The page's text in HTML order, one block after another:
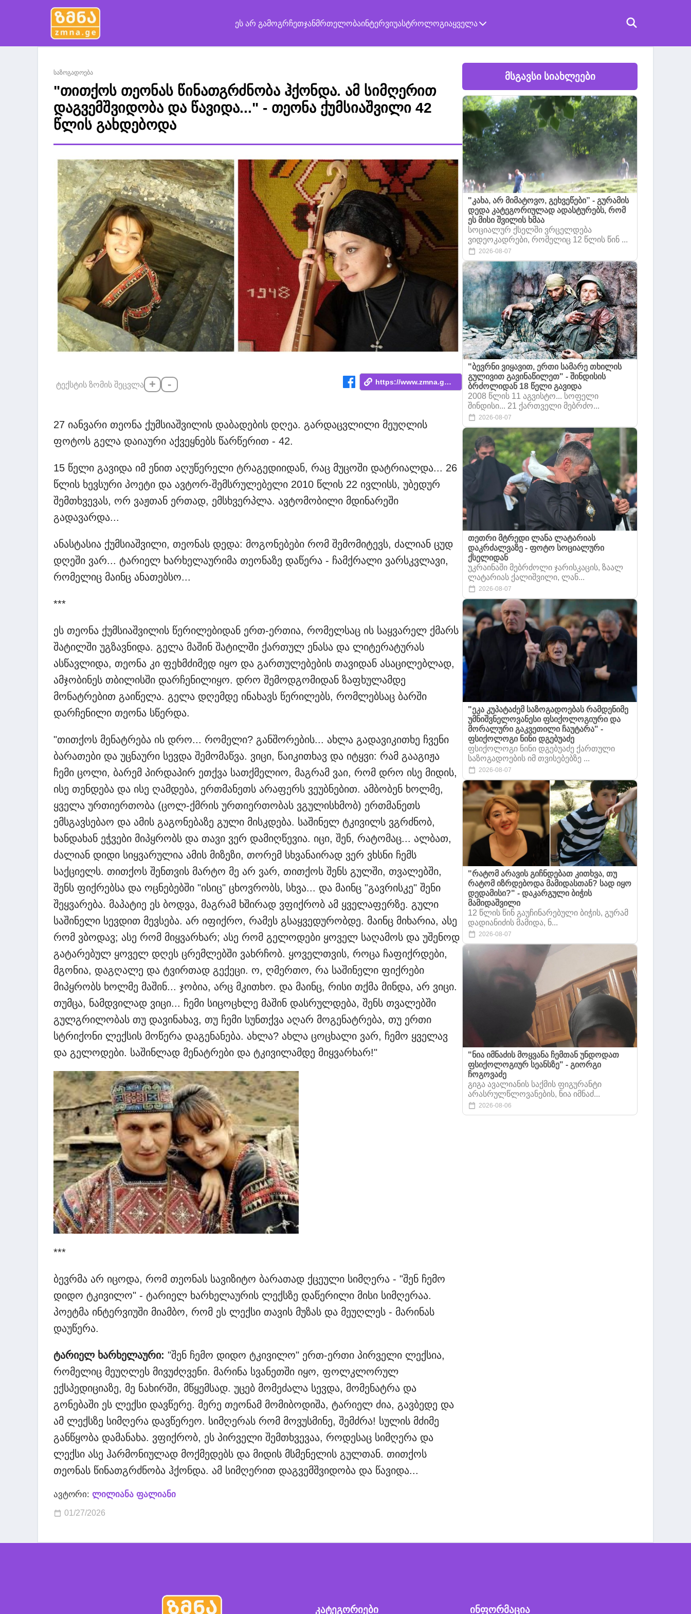
ეს არ გამოგრჩეთჯანმრთელობაინტერვიუასტროლოგიაყველა
საზოგადოება
"თითქოს თეონას წინათგრძნობა ჰქონდა. ამ სიმღერით
დაგვემშვიდობა და წავიდა..." - თეონა ქუმსიაშვილი 42
წლის გახდებოდა
ტექსტის ზომის შეცვლა + - https://www.zmna.ge/news/titkos-teonas-t...
27 იანვარი თეონა ქუმსიაშვილის დაბადების დღეა. გარდაცვლილი მეუღლის
ფოტოს გელა დაიაური აქვეყნებს წარწერით - 42.
15 წელი გავიდა იმ ენით აღუწერელი ტრაგედიიდან, რაც მუცოში დატრიალდა... 26
წლის ხევსური პოეტი და ავტორ-შემსრულებელი 2010 წლის 22 ივლისს, უბედურ
შემთხვევას, ორ ვაჟთან ერთად, ემსხვერპლა. ავტომობილი მდინარეში
გადავარდა...
ანასტასია ქუმსიაშვილი, თეონას დედა: მოგონებები რომ შემომიტევს, ძალიან ცუდ
დღეში ვარ... ტარიელ ხარხელაურიმა თეონაზე დაწერა - ჩამქრალი ვარსკვლავი,
რომელიც მაინც ანათებსო...
***
ეს თეონა ქუმსიაშვილის წერილებიდან ერთ-ერთია, რომელსაც ის საყვარელ ქმარს
შატილში უგზავნიდა. გელა მაშინ შატილში ქართულ ენასა და ლიტერატურას
ასწავლიდა, თეონა კი ფეხმძიმედ იყო და გართულებების თავიდან ასაცილებლად,
ამჯობინეს თბილისში დარჩენილიყო. დრო შემოდგომიდან ზაფხულამდე
მონატრებით გაიწელა. გელა დღემდე ინახავს წერილებს, რომლებსაც ბარში
დარჩენილი თეონა სწერდა.
"თითქოს მენატრება ის დრო... რომელი? განშორების... ახლა გადავიკითხე ჩვენი
ბარათები და უცნაური სევდა შემომაწვა. ვიცი, წაიკითხავ და იტყვი: რამ გააგიჟა
ჩემი ცოლი, ბარემ პირდაპირ ეთქვა სათქმელიო, მაგრამ ვაი, რომ დრო ისე მიდის,
ისე თენდება და ისე ღამდება, ერთმანეთს არაფერს ვეუბნებით. ამბობენ ხოლმე,
ყველა ურთიერთობა (ცოლ-ქმრის ურთიერთობას ვგულისხმობ) ერთმანეთს
ემსგავსებაო და ამის გაგონებაზე გული მისკდება. საშინელ ტკივილს ვგრძნობ,
ხანდახან ეჭვები მიპყრობს და თავი ვერ დამიღწევია. იცი, შენ, რატომაც... ალბათ,
ძალიან დიდი სიყვარულია ამის მიზეზი, თორემ სხვანაირად ვერ ვხსნი ჩემს
საქციელს. თითქოს შენთვის მარტო მე არ ვარ, თითქოს შენს გულში, თვალებში,
შენს ფიქრებსა და ოცნებებში "ისიც" ცხოვრობს, სხვა... და მაინც "გავრისკე" შენი
შეყვარება. მაპატიე ეს ბოდვა, მაგრამ ხშირად ვფიქრობ ამ ყველაფერზე. გული
საშინელი სევდით მევსება. არ იფიქრო, რამეს გსაყვედურობდე. მაინც მიხარია, ასე
რომ ვბოდავ; ასე რომ მიყვარხარ; ასე რომ გელოდები ყოველ საღამოს და უშენოდ
გატარებულ ყოველ დღეს ცრემლებში ვახრჩობ. ყოველთვის, როცა ჩაფიქრდები,
მგონია, დაგღალე და ტვირთად გექეცი. ო, ღმერთო, რა საშინელი ფიქრები
მიპყრობს ხოლმე მაშინ... ჯობია, არც მკითხო. და მაინც, რისი თქმა მინდა, არ ვიცი.
თუმცა, ნამდვილად ვიცი... ჩემი სიცოცხლე მაშინ დასრულდება, შენს თვალებში
გულგრილობას თუ დავინახავ, თუ ჩემი სუნთქვა აღარ მოგენატრება, თუ ერთი
სტრიქონი ლექსის მოწერა დაგენანება. ახლა? ახლა ცოცხალი ვარ, ჩემო ყველავ
და გელოდები. საშინლად მენატრები და ტკივილამდე მიყვარხარ!"
***
ბევრმა არ იცოდა, რომ თეონას სავიზიტო ბარათად ქცეული სიმღერა - "შენ ჩემო
დიდო ტკივილო" - ტარიელ ხარხელაურის ლექსზე დაწერილი მისი სიმღერაა.
პოეტმა ინტერვიუში მიამბო, რომ ეს ლექსი თავის მუზას და მეუღლეს - მარინას
დაუწერა.
ტარიელ ხარხელაური: "შენ ჩემო დიდო ტკივილო" ერთ-ერთი პირველი ლექსია,
რომელიც მეუღლეს მივუძღვენი. მარინა სვანეთში იყო, ფოლკლორულ
ექსპედიციაზე, მე ნახირში, მწყემსად. უცებ მომეძალა სევდა, მომენატრა და
გონებაში ეს ლექსი დავწერე. მერე თეონამ მომიბოდიშა, ტარიელ ძია, გავბედე და
ამ ლექსზე სიმღერა დავწერეო. სიმღერას რომ მოვუსმინე, შემძრა! სულის მძიმე
განწყობა დამანახა. ვფიქრობ, ეს პირველი შემთხვევაა, როდესაც სიმღერა და
ლექსი ასე ჰარმონიულად მოქმედებს და მიდის მსმენელის გულთან. თითქოს
თეონას წინათგრძნობა ჰქონდა. ამ სიმღერით დაგვემშვიდობა და წავიდა...
ავტორი: ლილიანა ფალიანი
01/27/2026
მსგავსი სიახლეები
"კახა, არ მიმატოვო, გეხვეწები” - გურამის
დედა კატეგორიულად ადასტურებს, რომ
ეს მისი შვილის ხმაა
სოციალურ ქსელში ვრცელდება
ვიდეოკადრები, რომელიც 12 წლის წინ ...
2026-08-07
"ბევრნი ვიყავით, ერთი სამარე თხილის
გულივით გავინაწილეთ" - შინდისის
ბრძოლიდან 18 წელი გავიდა
2008 წლის 11 აგვისტო... სოფელი
შინდისი... 21 ქართველი მებრძო...
2026-08-07
თეთრი მტრედი ლანა ლატარიას
დაკრძალვაზე - ფოტო სოციალური
ქსელიდან
უკრაინაში მებრძოლი ჯარისკაცის, ზაალ
ლატარიას ქალიშვილი, ლან...
2026-08-07
"ეკა კუპატაძემ საზოგადოებას რამდენიმე
უმნიშვნელოვანესი ფსიქოლოგიური და
მორალური გაკვეთილი ჩაუტარა" -
ფსიქოლოგი ნინი დგებუაძე
ფსიქოლოგი ნინი დგებუაძე ქართული
საზოგადოების იმ თვისებებზე ...
2026-08-07
"რატომ არავის გიჩნდებათ კითხვა, თუ
რატომ იზრდებოდა მამიდასთან? სად იყო
დედამისი?" - დაკარგული ბიჭის
მამიდაშვილი
12 წლის წინ გაუჩინარებული ბიჭის, გურამ
დადიანიძის მამიდა, ნ...
2026-08-07
"ნია იმნაძის მოყვანა ჩემთან უნდოდათ
ფსიქოლოგიურ სეანსზე" - გიორგი
ჩოგოვაძე
გიგა ავალიანის საქმის ფიგურანტი
არასრულწლოვანების, ნია იმნაძ...
2026-08-06
კატეგორიები ინფორმაცია